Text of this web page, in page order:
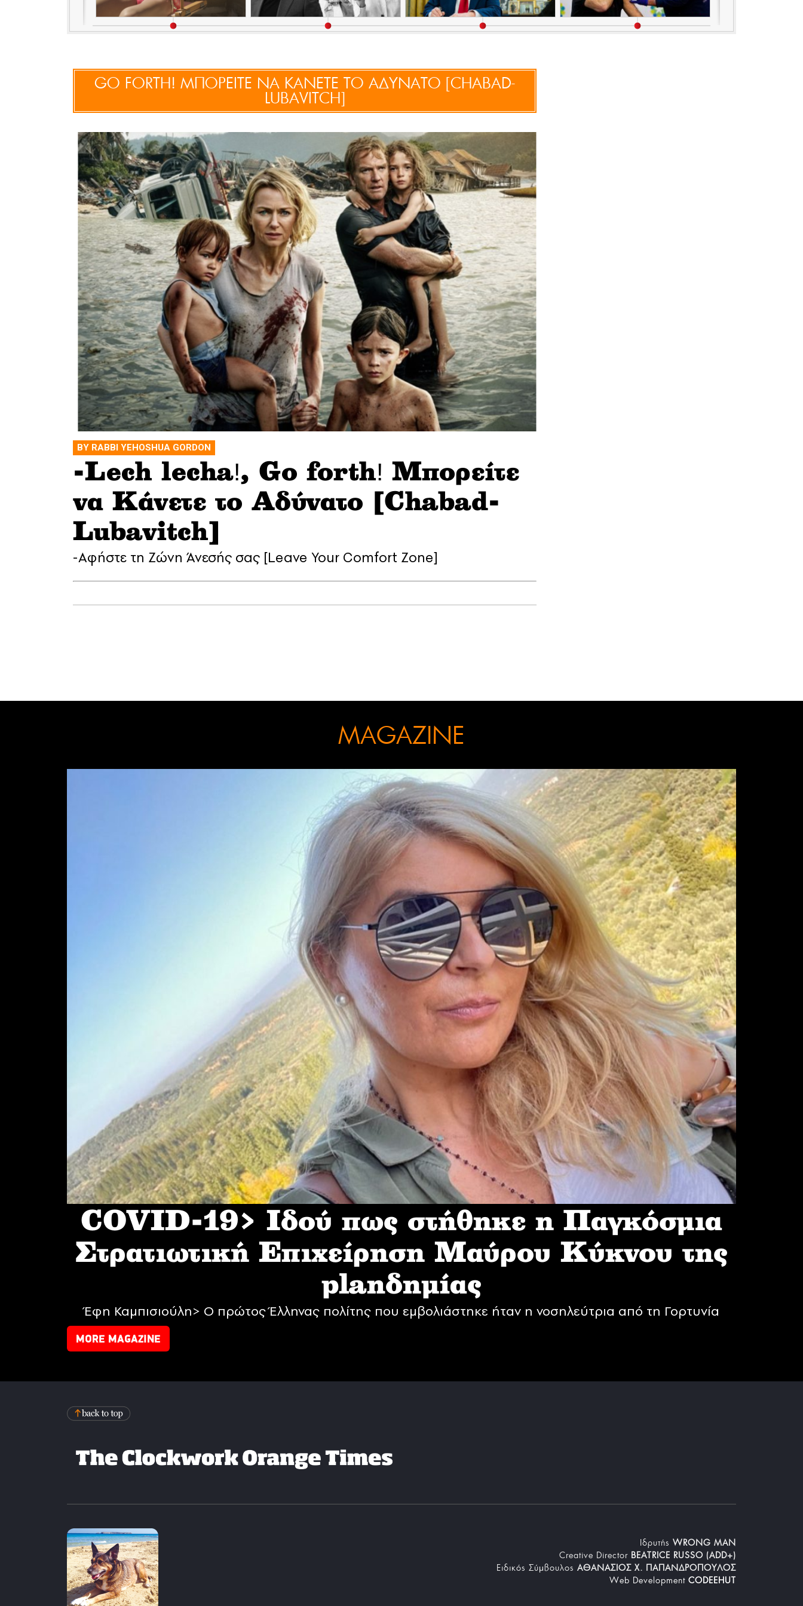
GO FORTH! ΜΠΟΡΕΙΤΕ ΝΑ ΚΑΝΕΤΕ ΤΟ ΑΔΥΝΑΤΟ [CHABAD-
LUBAVITCH]
BY RABBI YEHOSHUA GORDON
-Lech lecha!, Go forth! Μπορείτε
να Κάνετε το Αδύνατο [Chabad-
Lubavitch]
-Αφήστε τη Ζώνη Άνεσής σας [Leave Your Comfort Zone]
MAGAZINE
COVID-19> Iδού πως στήθηκε η Παγκόσμια
Στρατιωτική Επιχείρηση Mαύρου Κύκνου της
planδημίας
Έφη Καμπισιούλη> Ο πρώτος Έλληνας πολίτης που εμβολιάστηκε ήταν η νοσηλεύτρια από τη Γορτυνία
MORE MAGAZINE
Iδρυτής WRONG MAN
Creative Director BEATRICE RUSSO (ADD+)
Ειδικός Σύμβουλος ΑΘΑΝΑΣΙΟΣ Χ. ΠΑΠΑΝΔΡΟΠΟΥΛΟΣ
Web Development CODEEHUT